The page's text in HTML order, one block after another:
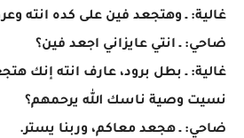
غالية: ـ وهتجعد فين على كده انته
ضاحي: ـ انتي عايزاني اجعد فين؟
غالية: ـ بطل برود، عارف انته إنك
نسيت وصية ناسك الله يرحمهم؟
ضاحي: ـ هجعد معاكم، وربنا يستر.